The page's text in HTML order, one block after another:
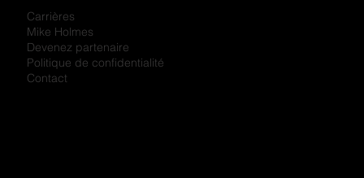
Carrières
Mike Holmes
Devenez partenaire
Politique de confidentialité
Contact